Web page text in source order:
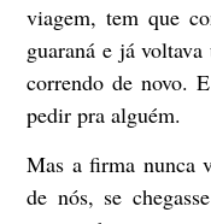
viagem, tem que
guaraná e já
correndo de novo.
pedir pra alguém.
Mas a firma nunca
de nós, se